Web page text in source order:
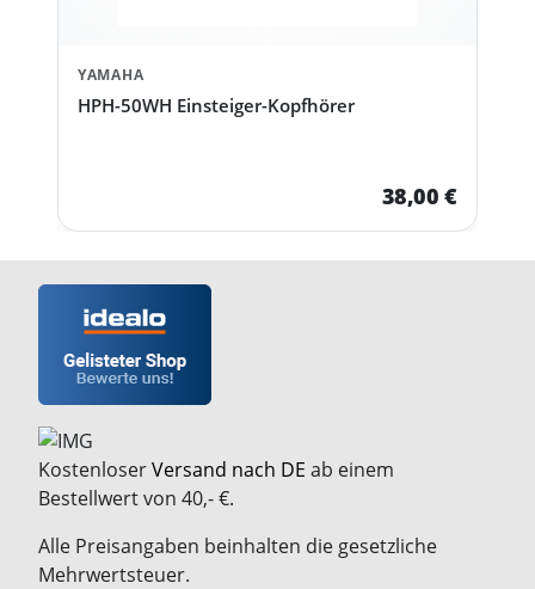
YAMAHA
HPH-50WH Einsteiger-Kopfhörer
38,00 €
KostenloserVersand nach DE ab einem
Bestellwert von 40,- €.
Alle Preisangaben beinhalten die gesetzliche
Mehrwertsteuer.